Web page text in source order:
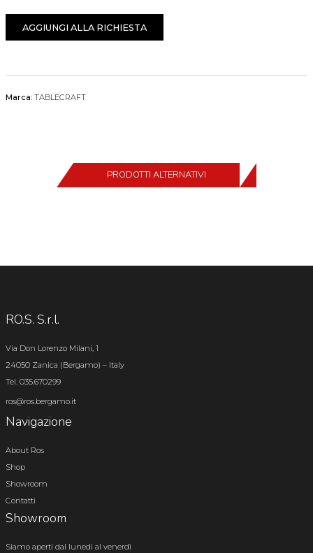
AGGIUNGI ALLA RICHIESTA
Marca: TABLECRAFT
PRODOTTI ALTERNATIVI
RO.S. S.r.l.
Via Don Lorenzo Milani, 1
24050 Zanica (Bergamo) – Italy
Tel. 035.670299
ros@ros.bergamo.it
Navigazione
About Ros
Shop
Showroom
Contatti
Showroom
Siamo aperti dal lunedì al venerdì